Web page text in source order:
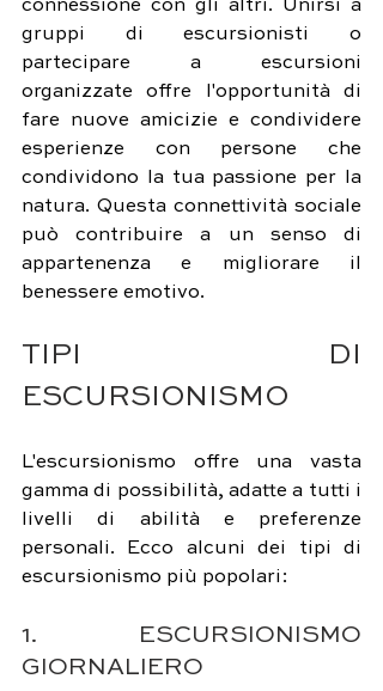
connessione con gli altri. Unirsi a
gruppi di escursionisti o
partecipare a escursioni
organizzate offre l'opportunità di
fare nuove amicizie e condividere
esperienze con persone che
condividono la tua passione per la
natura. Questa connettività sociale
può contribuire a un senso di
appartenenza e migliorare il
benessere emotivo.
TIPI DI
ESCURSIONISMO
L'escursionismo offre una vasta
gamma di possibilità, adatte a tutti i
livelli di abilità e preferenze
personali. Ecco alcuni dei tipi di
escursionismo più popolari:
1. ESCURSIONISMO
GIORNALIERO